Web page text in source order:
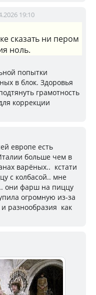
19:10
сказать ни пером
ноль.
попытки
в блок. Здоровья
грамотность
коррекции
европе есть
больше чем в
варёных.. кстати
с колбасой.. мне
они фарш на пиццу
огромную из-за
разнообразия как